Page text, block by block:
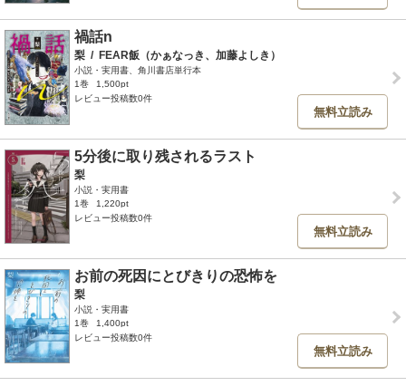
禍話n
梨 / FEAR飯（かぁなっき、加藤よしき）
小説・実用書、角川書店単行本
1巻
1,500pt
レビュー投稿数0件
無料立読み
5分後に取り残されるラスト
梨
小説・実用書
1巻
1,220pt
レビュー投稿数0件
無料立読み
お前の死因にとびきりの恐怖を
梨
小説・実用書
1巻
1,400pt
レビュー投稿数0件
無料立読み